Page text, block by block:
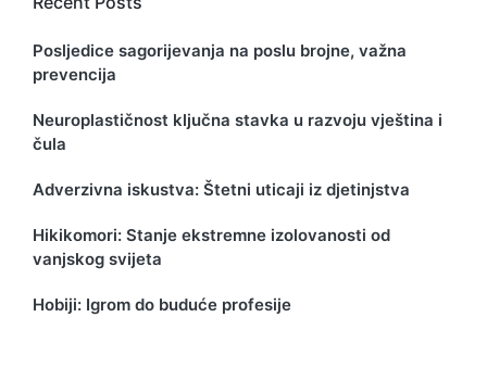
Posljedice sagorijevanja na poslu brojne, važna
prevencija
Neuroplastičnost ključna stavka u razvoju vještina i
čula
Adverzivna iskustva: Štetni uticaji iz djetinjstva
Hikikomori: Stanje ekstremne izolovanosti od
vanjskog svijeta
Hobiji: Igrom do buduće profesije